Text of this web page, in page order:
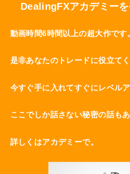
DealingFXアカデミーを
動画時間6時間以上の超大作です
是非あなたのトレードに役立てく
今すぐ手に入れてすぐにレベル
ここでしか話さない秘密の話もあ
詳しくはアカデミーで。